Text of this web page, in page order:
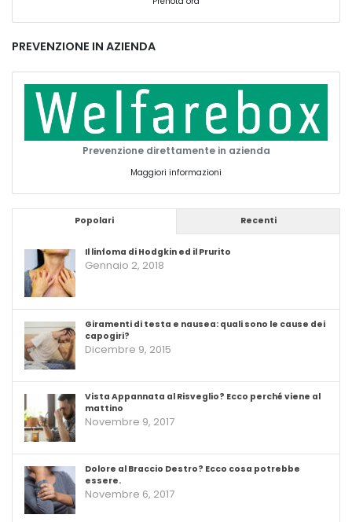
PREVENZIONE IN AZIENDA
Prevenzione direttamente in azienda
Maggiori informazioni
Popolari Recenti
Il linfoma di Hodgkin ed il Prurito
Gennaio 2, 2018
Giramenti di testa e nausea: quali sono le cause dei
capogiri?
Dicembre 9, 2015
Vista Appannata al Risveglio? Ecco perché viene al
mattino
Novembre 9, 2017
Dolore al Braccio Destro? Ecco cosa potrebbe
essere.
Novembre 6, 2017